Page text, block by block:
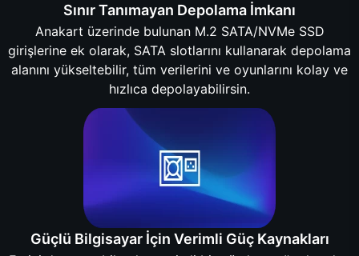
Sınır Tanımayan Depolama İmkanı
Anakart üzerinde bulunan M.2 SATA/NVMe SSD
girişlerine ek olarak, SATA slotlarını kullanarak depolama
alanını yükseltebilir, tüm verilerini ve oyunlarını kolay ve
hızlıca depolayabilirsin.
Güçlü Bilgisayar İçin Verimli Güç Kaynakları